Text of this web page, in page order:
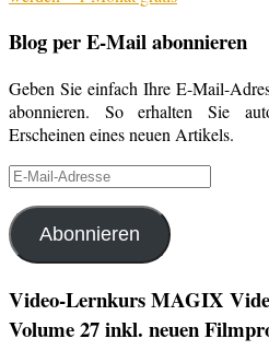
Blog per E-Mail abonnieren
Geben Sie einfach Ihre E-Mail-
abonnieren. So erhalten Sie
Erscheinen eines neuen Artikels.
E-
Adresse
Abonnieren
Video-Lernkurs MAGIX
Volume 27 inkl. neuen